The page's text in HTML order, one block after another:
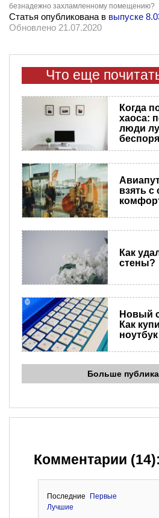
безнадежно захламленному помещению?
Статья опубликована в выпуске
Обновлено 21.07.2020
Что еще
Когда
хаоса:
люди
взять с
Как
стены?
Новый
Как
Больше
Комментарии (14):
Последние
Первые
Лучшие